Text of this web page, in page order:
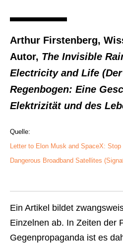
Arthur Firstenberg,
Autor, The Invisible
Electricity and Life
Regenbogen: Eine
Elektrizität und des
Quelle:
Letter to Elon Musk and SpaceX:
Dangerous Broadband Satellites
Ein Artikel bildet
Einzelnen ab. In Zeiten der
Gegenpropaganda ist es